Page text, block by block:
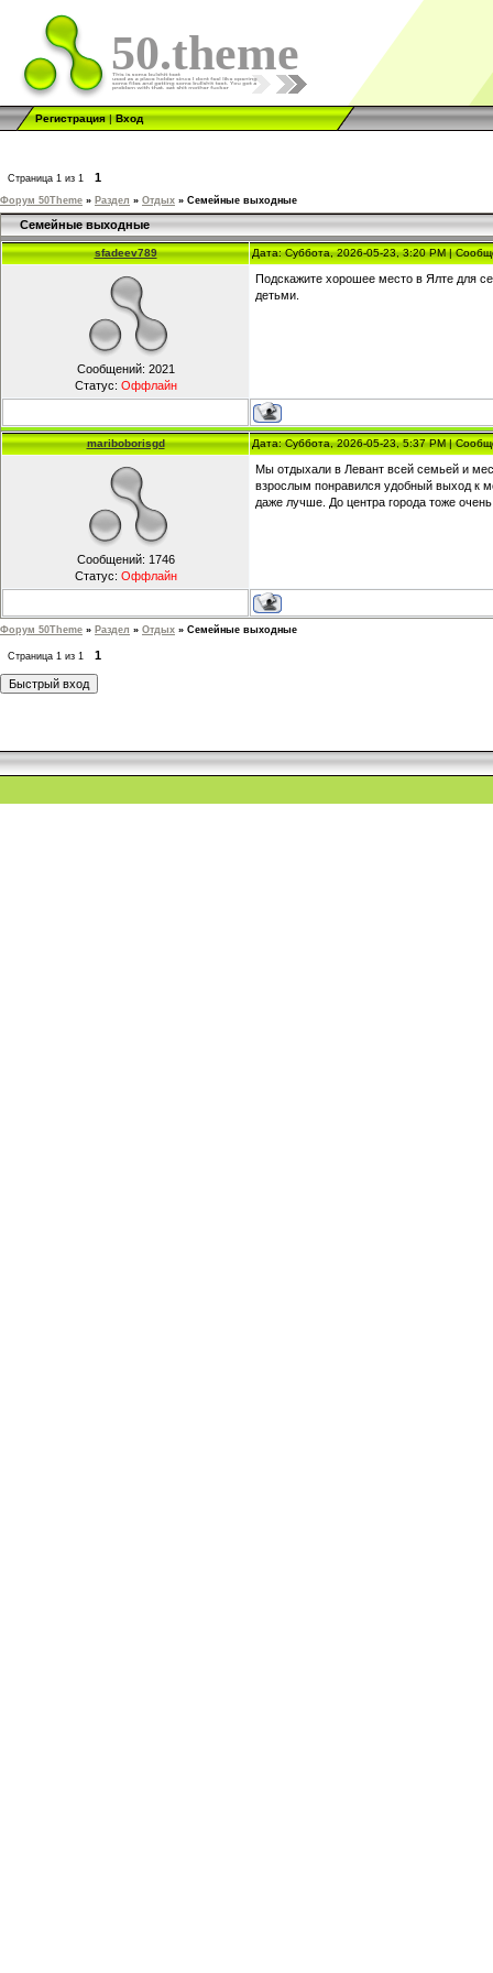
50.theme
Регистрация|Вход
Страница 1 из 1 1
Форум 50Theme » Раздел » Отдых » Семейные выходные
Семейные выходные
sfadeev789 Дата: Суббота, 2026-05-23, 3:20 PM |
Сообщений: 2021
Статус: Оффлайн
Подскажите хорошее место в Ялте для
детьми.
mariboborisgd Дата: Суббота, 2026-05-23, 5:37 PM |
Сообщений: 1746
Статус: Оффлайн
Мы отдыхали в Левант всей семьей и
взрослым понравился удобный выход к
даже лучше. До центра города тоже
Форум 50Theme » Раздел » Отдых » Семейные выходные
Страница 1 из 1 1